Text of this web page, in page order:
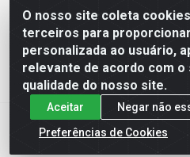
O nosso site coleta
terceiros para
personalizada ao usuário,
relevante de acordo com
qualidade do nosso site.
Aceitar
Negar não
Preferências de Cookies
Machado Carnes
Logradouro: Avenida Candido
- CEP 64.500-000 -